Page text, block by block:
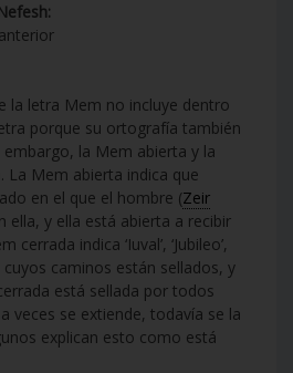
la letra Mem no incluye dentro
porque su ortografía también
la Mem abierta y la
La Mem abierta indica que
en el que el hombre (Zeir
ella, y ella está abierta a recibir
indica ‘Iuval’, ‘Jubileo’,
cuyos caminos están sellados, y
está sellada por todos
a veces se extiende, todavía se la
explican esto como está